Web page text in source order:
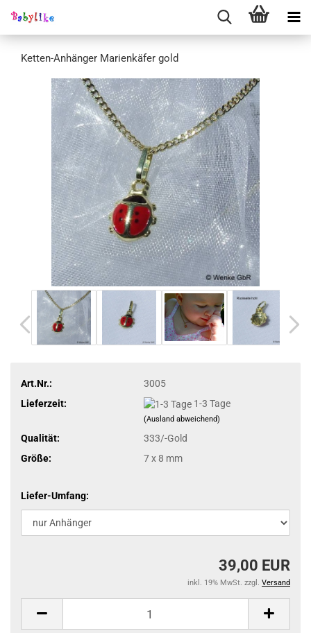
Ketten-Anhänger Marienkäfer gold
Art.Nr.:
3005
Lieferzeit:
1-3 Tage
(Ausland abweichend)
Qualität:
333/-Gold
Größe:
7 x 8 mm
Liefer-Umfang:
39,00 EUR
inkl. 19% MwSt. zzgl. Versand